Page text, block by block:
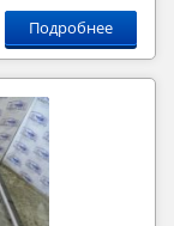
Подробнее